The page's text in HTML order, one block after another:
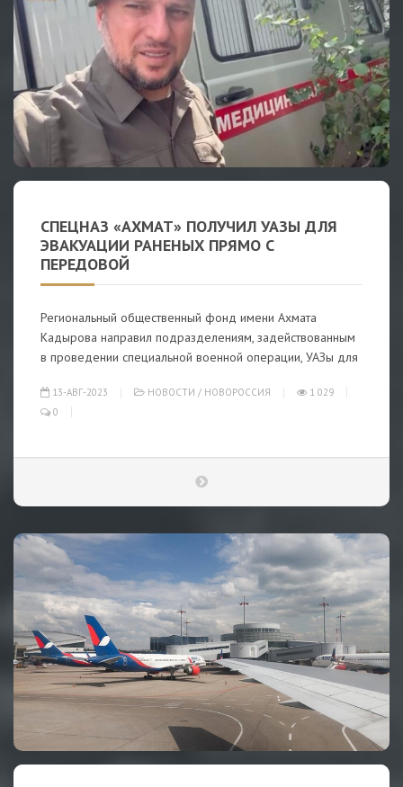
СПЕЦНАЗ «АХМАТ» ПОЛУЧИЛ УАЗЫ ДЛЯ
ЭВАКУАЦИИ РАНЕНЫХ ПРЯМО С
ПЕРЕДОВОЙ
Региональный общественный фонд имени Ахмата
Кадырова направил подразделениям, задействованным
в проведении специальной военной операции, УАЗы для
13-АВГ-2023 НОВОСТИ / НОВОРОССИЯ
1 029
0